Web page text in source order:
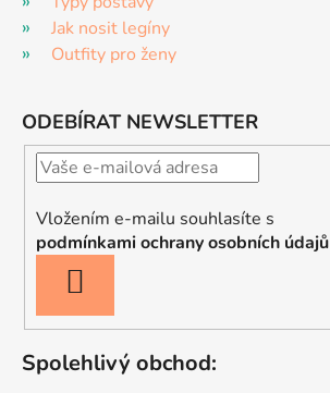
Jak nosit legíny
Outfity pro ženy
ODEBÍRAT NEWSLETTER
Vložením e-mailu souhlasíte s
podmínkami ochrany osobních údajů
SE
Spolehlivý obchod: